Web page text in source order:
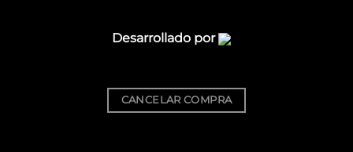
Desarrollado por
CANCELAR COMPRA